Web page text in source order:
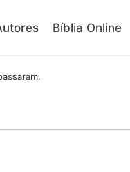
Bíblia Online